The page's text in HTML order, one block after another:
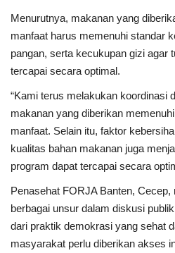
Menurutnya, makanan yang
manfaat harus memenuhi standar
pangan, serta kecukupan gizi agar
tercapai secara optimal.
“Kami terus melakukan koordinasi
makanan yang diberikan
manfaat. Selain itu, faktor
kualitas bahan makanan juga
program dapat tercapai secara
Penasehat FORJA Banten,
berbagai unsur dalam diskusi
dari praktik demokrasi yang sehat
masyarakat perlu diberikan akses